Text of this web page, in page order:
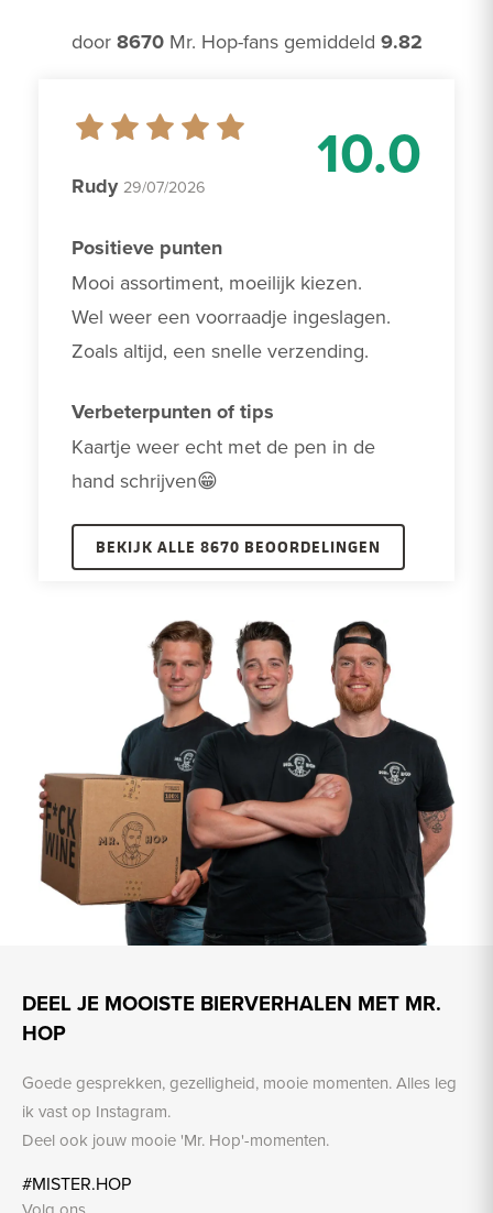
door 8670Mr. Hop-fans gemiddeld 9.82
10.0
Rudy 29/07/2026
Positieve punten
Mooi assortiment, moeilijk kiezen.
Wel weer een voorraadje ingeslagen.
Zoals altijd, een snelle verzending.
Verbeterpunten of tips
Kaartje weer echt met de pen in de
hand schrijven😁
BEKIJK ALLE 8670 BEOORDELINGEN
DEEL JE MOOISTE BIERVERHALEN MET MR.
HOP
Goede gesprekken, gezelligheid, mooie momenten. Alles leg
ik vast op Instagram.
Deel ook jouw mooie 'Mr. Hop'-momenten.
#MISTER.HOP